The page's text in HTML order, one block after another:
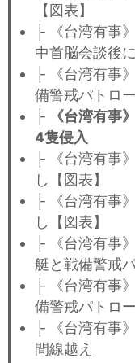
【図表】
├ 《台湾有事
中首脳会談後
├ 《台湾有事
備警戒パトロ
├
《台湾有事
4隻侵入
├ 《台湾有事
し【図表】
├ 《台湾有事
し【図表】
├ 《台湾有事
艇と戦備警戒
├ 《台湾有事
備警戒パトロ
├ 《台湾有事
間線越え